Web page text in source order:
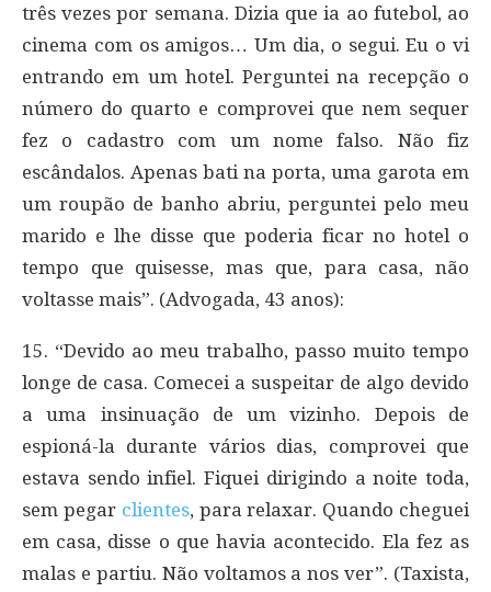
três vezes por semana. Dizia que ia ao futebol, ao
cinema com os amigos… Um dia, o segui. Eu o vi
entrando em um hotel. Perguntei na recepção o
número do quarto e comprovei que nem sequer
fez o cadastro com um nome falso. Não fiz
escândalos. Apenas bati na porta, uma garota em
um roupão de banho abriu, perguntei pelo meu
marido e lhe disse que poderia ficar no hotel o
tempo que quisesse, mas que, para casa, não
voltasse mais”. (Advogada, 43 anos):
15. “Devido ao meu trabalho, passo muito tempo
longe de casa. Comecei a suspeitar de algo devido
a uma insinuação de um vizinho. Depois de
espioná-la durante vários dias, comprovei que
estava sendo infiel. Fiquei dirigindo a noite toda,
sem pegar clientes, para relaxar. Quando cheguei
em casa, disse o que havia acontecido. Ela fez as
malas e partiu. Não voltamos a nos ver”. (Taxista,